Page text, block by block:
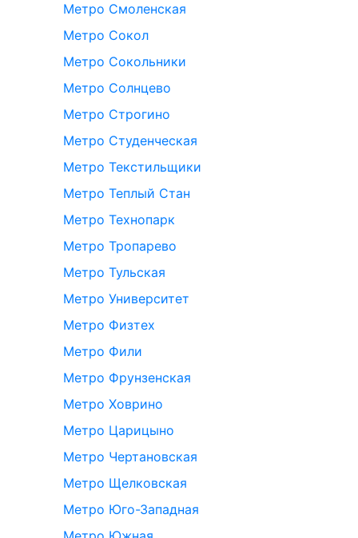
Метро Смоленская
Метро Сокол
Метро Сокольники
Метро Солнцево
Метро Строгино
Метро Студенческая
Метро Текстильщики
Метро Теплый Стан
Метро Технопарк
Метро Тропарево
Метро Тульская
Метро Университет
Метро Физтех
Метро Фили
Метро Фрунзенская
Метро Ховрино
Метро Царицыно
Метро Чертановская
Метро Щелковская
Метро Юго-Западная